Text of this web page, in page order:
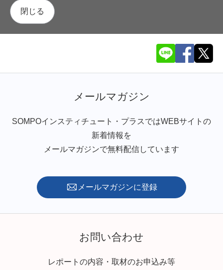
閉じる
メールマガジン
SOMPOインスティチュート・プラスではWEBサイトの
新着情報を
メールマガジンで無料配信しています
メールマガジンに登録
お問い合わせ
レポートの内容・取材のお申込み等